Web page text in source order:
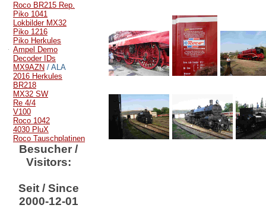
Roco BR215 Rep.
Piko 1041
Lokbilder MX32
Piko 1216
Piko Herkules
Ampel Demo
Decoder IDs
MX9AZN / ALA
2016 Herkules
BR218
MX32 SW
Re 4/4
V100
Roco 1042
4030 PluX
Roco Tauschplatinen
Besucher /
Visitors:
Seit / Since
2000-12-01